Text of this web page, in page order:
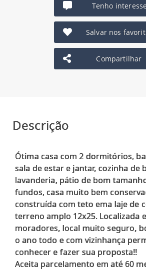
Tenho interesse
Salvar nos
Compartilhar
Descrição
Ótima casa com 2 dormitórios,
sala de estar e jantar, cozinha de
lavanderia, pátio de bom
fundos, casa muito bem
construída com teto ema laje de
terreno amplo 12x25. Localizada
moradores, local muito seguro,
o ano todo e com vizinhança
conhecer e fazer sua proposta!!
Aceita parcelamento em até 60